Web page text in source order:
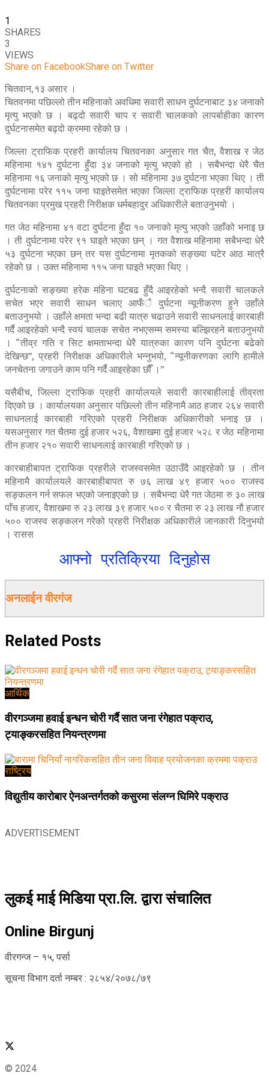
1
SHARES
3
VIEWS
Share on FacebookShare on Twitter
चितवान,१३ असार ।
चितवनमा पछिल्लो तीन महिनाको अवधिमा सवारी साधन दुर्घटनाबाट ३४ जनाको
मृत्यु भएको छ । बढ्दो सवारी चाप र सवारी चालकको लापर्बाहीका कारण
दुर्घटनासमेत बढ्दो क्रममा रहेको छ ।
जिल्ला ट्राफिक प्रहरी कार्यालय चितवनका अनुसार गत चैत, वैशाख र जेठ
महिनामा १४१ दुर्घटना हुँदा ३४ जनाको मृत्यु भएको हो । सबैभन्दा धेरै चैत
महिनामा १६ जनाको मृत्यु भएको छ । सो महिनामा ३७ दुर्घटना भएका थिए । ती
दुर्घटनामा परेर ११५ जना घाइतेसमेत भएका जिल्ला ट्राफिक प्रहरी कार्यालय
चितवनका प्रमुख प्रहरी निरीक्षक धर्मबहादुर अधिकारीले बताउनुभयो ।
गत जेठ महिनामा ४१ वटा दुर्घटना हुँदा १० जनाको मृत्यु भएको उहाँको भनाइ छ
। ती दुर्घटनामा परेर ९१ घाइते भएका छन् । गत वैशाख महिनामा सबैभन्दा धेरै
५३ दुर्घटना भएका छन् तर यस दुर्घटनामा मृतकको सङ्ख्या घटेर आठ मात्रै
रहेको छ । उक्त महिनामा ११५ जना घाइते भएका थिए ।
दुर्घटनाको सङ्ख्या हरेक महिना घटबढ हुँदै आइरहेको भन्दै सवारी चालकले
सचेत भएर सवारी साधन चलाए आफँै दुर्घटना न्यूनीकरण हुने उहाँले
बताउनुभयो । उहाँले क्षमता भन्दा बढी यात्रु चढाउने सवारी साधनलाई कारबाही
गर्दै आइरहेको भन्दै स्वयं चालक सचेत नभएसम्म समस्या बल्झिरहने बताउनुभयो
। “तीव्र गति र सिट क्षमताभन्दा धेरै यात्रुका कारण पनि दुर्घटना बढेको
देखिन्छ”, प्रहरी निरीक्षक अधिकारीले भन्नुभयो, “न्यूनीकरणका लागि हामीले
जनचेतना जगाउने काम पनि गर्दै आइरहेका छौँ ।”
यसैबीच, जिल्ला ट्राफिक प्रहरी कार्यालयले सवारी कारबाहीलाई तीव्रता
दिएको छ । कार्यालयका अनुसार पछिल्लो तीन महिनामै आठ हजार २६४ सवारी
साधनलाई कारबाही गरिएको प्रहरी निरीक्षक अधिकारीको भनाइ छ ।
यसअनुसार गत चैतमा दुई हजार ५२६, वैशाखमा दुई हजार ५२८ र जेठ महिनामा
तीन हजार २१० सवारी साधनलाई कारबाही गरिएको छ ।
कारबाहीबापत ट्राफिक प्रहरीले राजस्वसमेत उठाउँदै आइरहेको छ । तीन
महिनामै कार्यालयले कारबाहीबापत रु ७६ लाख ४९ हजार ५०० राजस्व
सङ्कलन गर्न सफल भएको जनाइएको छ । सबैभन्दा धेरै गत जेठमा रु ३० लाख
पाँच हजार, वैशाखमा रु २३ लाख ३९ हजार ५०० र चैतमा रु २३ लाख नौ हजार
५०० राजस्व सङ्कलन गरेको प्रहरी निरीक्षक अधिकारीले जानकारी दिनुभयो
। रासस
आफ्नो प्रतिक्रिया दिनुहोस
अनलाईन वीरगंज
Related Posts
आर्थिक
वीरगञ्जमा हवाई इन्धन चोरी गर्दै सात जना रंगेहात पक्राउ,
ट्याङ्करसहित नियन्त्रणमा
राष्ट्रिय
विद्युतीय कारोबार ऐनअन्तर्गतको कसुरमा संलग्न घिमिरे पक्राउ
ADVERTISEMENT
लुकई माई मिडिया प्रा.लि. द्वारा संचालित
Online Birgunj
वीरगन्ज – १५, पर्सा
सूचना विभाग दर्ता नम्बर : २८५४/२०७८/७९
© 2024